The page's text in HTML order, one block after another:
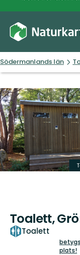
Södermanlands län
Toalett,
Toalett
plats!